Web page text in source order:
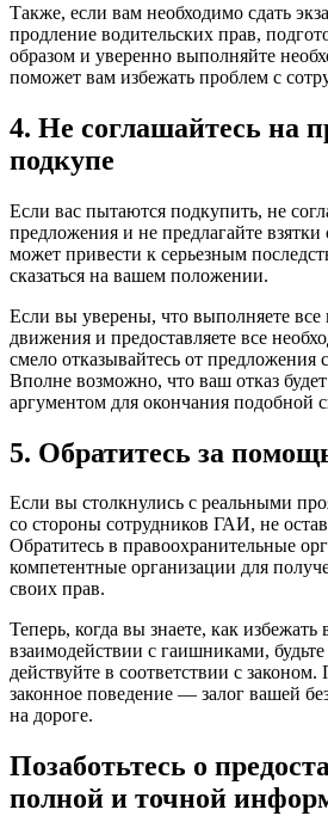
Также, если вам необходимо сдать
продление водительских прав,
образом и уверенно выполняйте
поможет вам избежать проблем с
4. Не соглашайтесь на
подкупе
Если вас пытаются подкупить, не
предложения и не предлагайте
может привести к серьезным
сказаться на вашем положении.
Если вы уверены, что выполняете
движения и предоставляете все
смело отказывайтесь от предложения
Вполне возможно, что ваш отказ
аргументом для окончания подобной
5. Обратитесь за
Если вы столкнулись с реальными
со стороны сотрудников ГАИ, не
Обратитесь в правоохранительные
компетентные организации для
своих прав.
Теперь, когда вы знаете, как избежать
взаимодействии с гаишниками,
действуйте в соответствии с
законное поведение — залог вашей
на дороге.
Позаботьтесь о
полной и точной